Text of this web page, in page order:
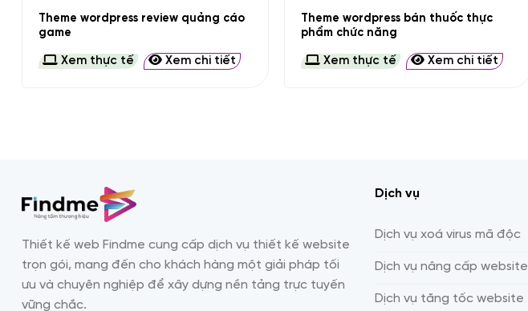
Theme wordpress review quảng cáo
game
Xem thực tế Xem chi tiết
Theme wordpress bán thuốc thực
phẩm chức năng
Xem thực tế Xem chi tiết
Thiết kế web Findme cung cấp dịch vụ thiết kế website
trọn gói, mang đến cho khách hàng một giải pháp tối
ưu và chuyên nghiệp để xây dựng nền tảng trực tuyến
vững chắc.
Dịch vụ
Dịch vụ xoá virus mã độc
Dịch vụ nâng cấp website
Dịch vụ tăng tốc website